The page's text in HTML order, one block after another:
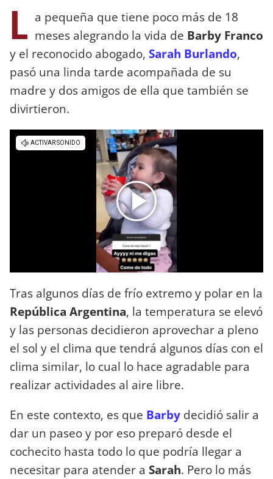
L a pequeña que tiene poco más de 18
meses alegrando la vida de Barby Franco
y el reconocido abogado, Sarah Burlando,
pasó una linda tarde acompañada de su
madre y dos amigos de ella que también se
divirtieron.
Tras algunos días de frío extremo y polar en la
República Argentina, la temperatura se elevó
y las personas decidieron aprovechar a pleno
el sol y el clima que tendrá algunos días con el
clima similar, lo cual lo hace agradable para
realizar actividades al aire libre.
En este contexto, es que Barby decidió salir a
dar un paseo y por eso preparó desde el
cochecito hasta todo lo que podría llegar a
necesitar para atender a Sarah. Pero lo más